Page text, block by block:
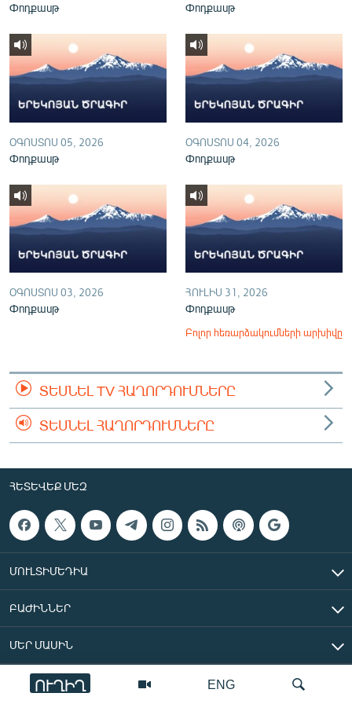
English
Русский
ՀԵՏԵՎԵՔ ՄԵԶ
«Ազատության» բոլոր կայքերը
ENG
ՈՒՂԻՂ
Փոդքասթ Փոդքասթ
ՕԳՈՍՏՈՍ 05, 2026
Փոդքասթ
ՕԳՈՍՏՈՍ 04, 2026
Փոդքասթ
ՕԳՈՍՏՈՍ 03, 2026
Փոդքասթ
ՀՈՒԼԻՍ 31, 2026
Փոդքասթ
Բոլոր հեռարձակումների արխիվը
ՏԵՍՆԵԼ TV ՀԱՂՈՐԴՈՒՄՆԵՐԸ
ՏԵՍՆԵԼ ՀԱՂՈՐԴՈՒՄՆԵՐԸ
ՀԵՏԵՎԵՔ ՄԵԶ
ՄՈՒԼՏԻՄԵԴԻԱ
ԲԱԺԻՆՆԵՐ
ՄԵՐ ՄԱՍԻՆ
«Ազատ Եվրոպա/Ազատություն» ռադիոկայան © 2026